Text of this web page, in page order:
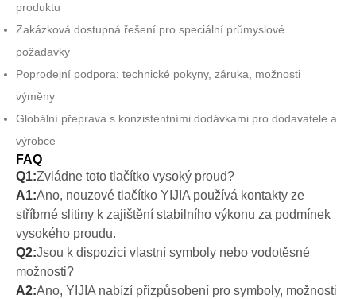
produktu
Zakázková dostupná řešení pro speciální průmyslové
požadavky
Poprodejní podpora: technické pokyny, záruka, možnosti
výměny
Globální přeprava s konzistentními dodávkami pro dodavatele a
výrobce
FAQ
Q1:Zvládne toto tlačítko vysoký proud?
A1:Ano, nouzové tlačítko YIJIA používá kontakty ze
stříbrné slitiny k zajištění stabilního výkonu za podmínek
vysokého proudu.
Q2:Jsou k dispozici vlastní symboly nebo vodotěsné
možnosti?
A2:Ano, YIJIA nabízí přizpůsobení pro symboly, možnosti